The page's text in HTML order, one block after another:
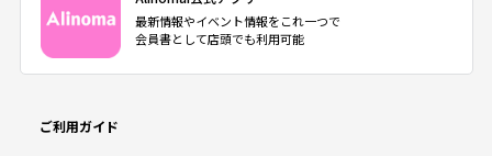
最新情報やイベント情報をこれ一つで
会員書として店頭でも利用可能
ご利用ガイド